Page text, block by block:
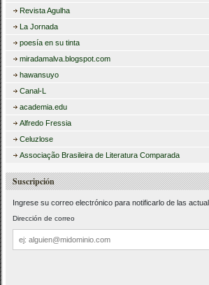
Revista Agulha
La Jornada
poesía en su tinta
miradamalva.blogspot.com
hawansuyo
Canal-L
academia.edu
Alfredo Fressia
Celuzlose
Associação Brasileira de Literatura Comparada
Suscripción
Ingrese su correo electrónico para notificarlo de las
Dirección de correo
Dirección
de
correo